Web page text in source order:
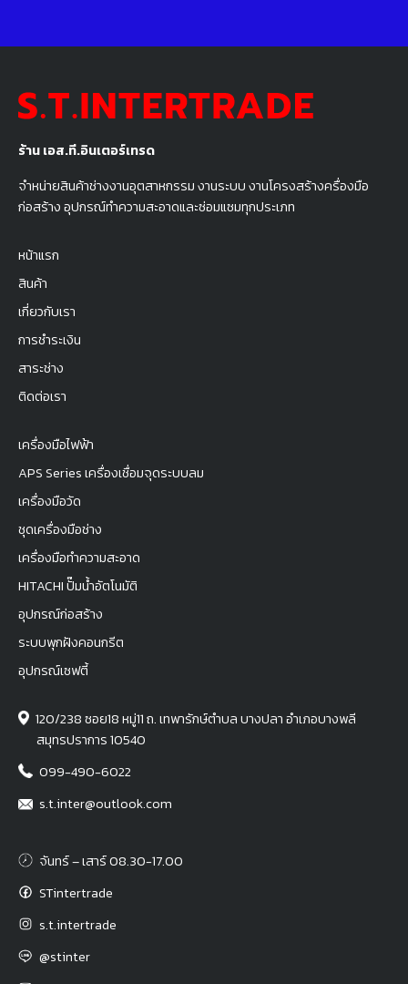
ร้าน เอส.ที.อินเตอร์เทรด
จำหน่ายสินค้าช่างงานอุตสาหกรรม งานระบบ งานโครงสร้างครื่องมือ
ก่อสร้าง อุปกรณ์ทำความสะอาดและซ่อมแซมทุกประเภท
หน้าแรก
สินค้า
เกี่ยวกับเรา
การชำระเงิน
สาระช่าง
ติดต่อเรา
เครื่องมือไฟฟ้า
APS Series เครื่องเชื่อมจุดระบบลม
เครื่องมือวัด
ชุดเครื่องมือช่าง
เครื่องมือทำความสะอาด
HITACHI ปั๊มน้ำอัตโนมัติ
อุปกรณ์ก่อสร้าง
ระบบพุกฝังคอนกรีต
อุปกรณ์เซฟตี้
120/238 ซอย18 หมู่11 ถ. เทพารักษ์ตำบล บางปลา อำเภอบางพลี
สมุทรปราการ 10540
099-490-6022
s.t.inter@outlook.com
จันทร์ – เสาร์ 08.30-17.00
STintertrade
s.t.intertrade
@stinter